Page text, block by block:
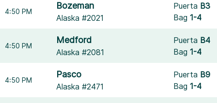
4:50 PM
Bozeman
Alaska #2021
Puerta B3
Bag1-4
4:50 PM
Medford
Alaska #2081
Puerta B4
Bag1-4
4:50 PM
Pasco
Alaska #2471
Puerta B9
Bag1-4